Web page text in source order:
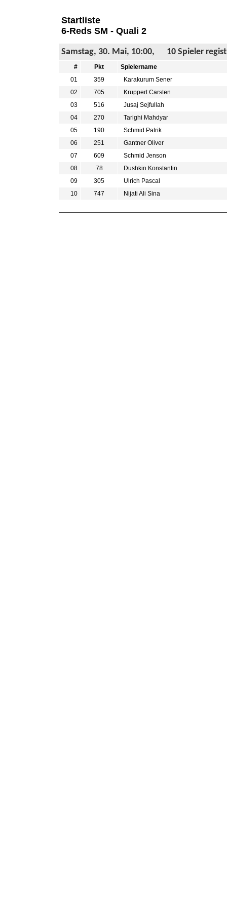
Startliste
6-Reds SM - Quali 2
Samstag, 30. Mai, 10:00, 10 Spieler
# Pkt
Spielername
01
359
Karakurum Sener
02
705
Kruppert Carsten
03
516
Jusaj Sejfullah
04
270
Tarighi Mahdyar
05
190
Schmid Patrik
06
251
Gantner Oliver
07
609
Schmid Jenson
08
78
Dushkin Konstantin
09
305
Ulrich Pascal
10
747 Nijati Ali Sina